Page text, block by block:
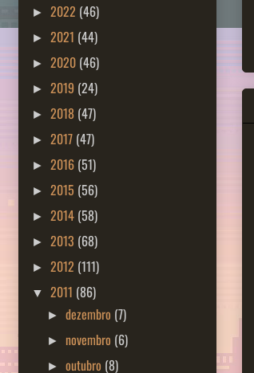
► 2022 (46)
► 2021 (44)
► 2020 (46)
► 2019 (24)
► 2018 (47)
► 2017 (47)
► 2016 (51)
► 2015 (56)
► 2014 (58)
► 2013 (68)
► 2012 (111)
▼ 2011 (86)
►dezembro (7)
► novembro (6)
►outubro (8)